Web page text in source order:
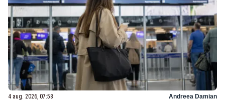
4 aug. 2026, 07:58 Andreea Damian